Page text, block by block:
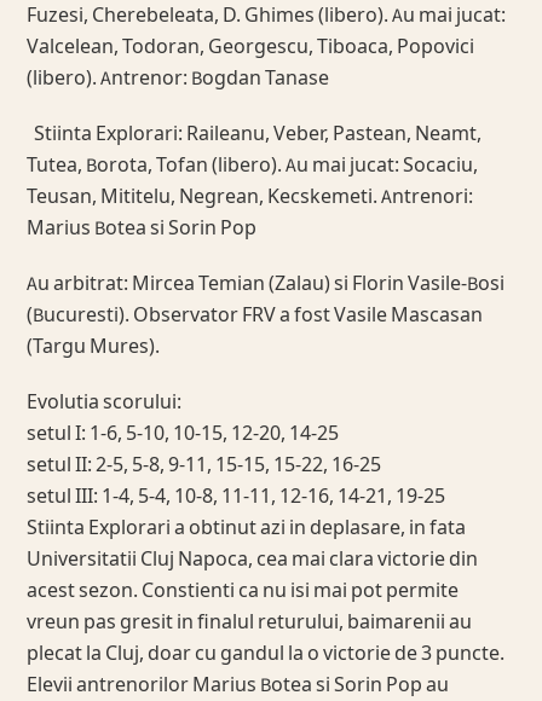
Fuzesi, Cherebeleata, D. Ghimes (libero). Au mai jucat:
Valcelean, Todoran, Georgescu, Tiboaca, Popovici
(libero). Antrenor: Bogdan Tanase
Stiinta Explorari: Raileanu, Veber, Pastean, Neamt,
Tutea, Borota, Tofan (libero). Au mai jucat: Socaciu,
Teusan, Mititelu, Negrean, Kecskemeti. Antrenori:
Marius Botea si Sorin Pop
Au arbitrat: Mircea Temian (Zalau) si Florin Vasile-Bosi
(Bucuresti). Observator FRV a fost Vasile Mascasan
(Targu Mures).
Evolutia scorului:
setul I: 1-6, 5-10, 10-15, 12-20, 14-25
setul II: 2-5, 5-8, 9-11, 15-15, 15-22, 16-25
setul III: 1-4, 5-4, 10-8, 11-11, 12-16, 14-21, 19-25
Stiinta Explorari a obtinut azi in deplasare, in fata
Universitatii Cluj Napoca, cea mai clara victorie din
acest sezon. Constienti ca nu isi mai pot permite
vreun pas gresit in finalul returului, baimarenii au
plecat la Cluj, doar cu gandul la o victorie de 3 puncte.
Elevii antrenorilor Marius Botea si Sorin Pop au